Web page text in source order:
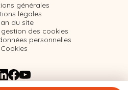
générales
légales
du site
des cookies
personnelles
Cookies